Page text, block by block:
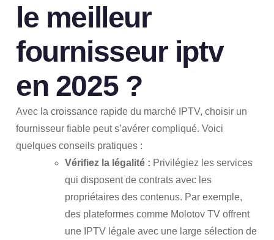
le meilleur
fournisseur iptv
en 2025 ?
Avec la croissance rapide du marché IPTV, choisir un
fournisseur fiable peut s’avérer compliqué. Voici
quelques conseils pratiques :
Vérifiez la légalité : Privilégiez les services
qui disposent de contrats avec les
propriétaires des contenus. Par exemple,
des plateformes comme Molotov TV offrent
une IPTV légale avec une large sélection de